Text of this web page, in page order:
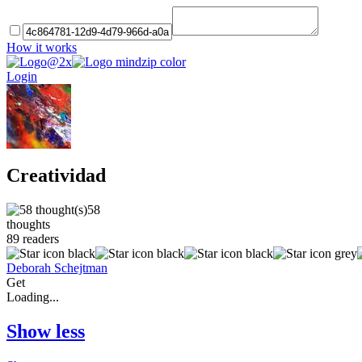
How it works
Login
Creatividad
58
thoughts
89 readers
Deborah Schejtman
Get
Loading...
Show less